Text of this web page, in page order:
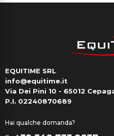
EQUITIME SRL
info@equitime.it
Via Dei Pini 10 - 65012
P.I. 02240870689
Hai qualche domanda?